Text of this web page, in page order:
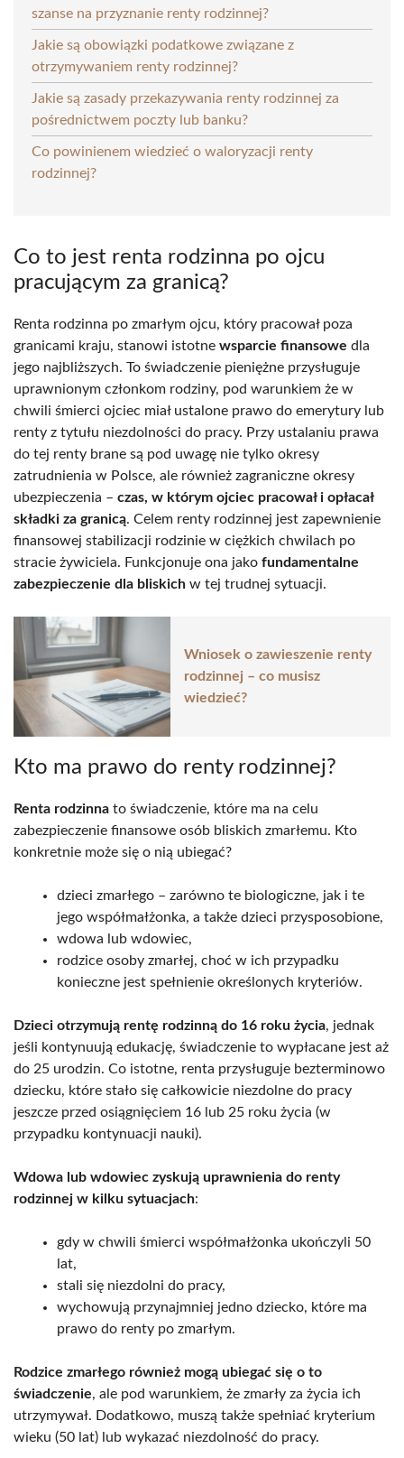
szanse na przyznanie renty rodzinnej?
Jakie są obowiązki podatkowe związane z
otrzymywaniem renty rodzinnej?
Jakie są zasady przekazywania renty rodzinnej za
pośrednictwem poczty lub banku?
Co powinienem wiedzieć o waloryzacji renty
rodzinnej?
Co to jest renta rodzinna po ojcu
pracującym za granicą?
Renta rodzinna po zmarłym ojcu, który pracował poza
granicami kraju, stanowi istotne wsparcie finansowe dla
jego najbliższych. To świadczenie pieniężne przysługuje
uprawnionym członkom rodziny, pod warunkiem że w
chwili śmierci ojciec miał ustalone prawo do emerytury lub
renty z tytułu niezdolności do pracy. Przy ustalaniu prawa
do tej renty brane są pod uwagę nie tylko okresy
zatrudnienia w Polsce, ale również zagraniczne okresy
ubezpieczenia – czas, w którym ojciec pracował i opłacał
składki za granicą. Celem renty rodzinnej jest zapewnienie
finansowej stabilizacji rodzinie w ciężkich chwilach po
stracie żywiciela. Funkcjonuje ona jako fundamentalne
zabezpieczenie dla bliskich w tej trudnej sytuacji.
Wniosek o zawieszenie renty
rodzinnej – co musisz
wiedzieć?
Kto ma prawo do renty rodzinnej?
Renta rodzinna to świadczenie, które ma na celu
zabezpieczenie finansowe osób bliskich zmarłemu. Kto
konkretnie może się o nią ubiegać?
dzieci zmarłego – zarówno te biologiczne, jak i te
jego współmałżonka, a także dzieci przysposobione,
wdowa lub wdowiec,
rodzice osoby zmarłej, choć w ich przypadku
konieczne jest spełnienie określonych kryteriów.
Dzieci otrzymują rentę rodzinną do 16 roku życia, jednak
jeśli kontynuują edukację, świadczenie to wypłacane jest aż
do 25 urodzin. Co istotne, renta przysługuje bezterminowo
dziecku, które stało się całkowicie niezdolne do pracy
jeszcze przed osiągnięciem 16 lub 25 roku życia (w
przypadku kontynuacji nauki).
Wdowa lub wdowiec zyskują uprawnienia do renty
rodzinnej w kilku sytuacjach:
gdy w chwili śmierci współmałżonka ukończyli 50
lat,
stali się niezdolni do pracy,
wychowują przynajmniej jedno dziecko, które ma
prawo do renty po zmarłym.
Rodzice zmarłego również mogą ubiegać się o to
świadczenie, ale pod warunkiem, że zmarły za życia ich
utrzymywał. Dodatkowo, muszą także spełniać kryterium
wieku (50 lat) lub wykazać niezdolność do pracy.